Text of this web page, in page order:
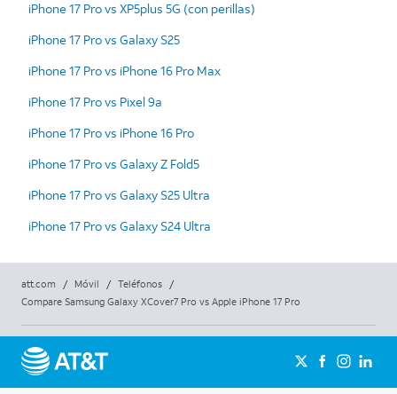
iPhone 17 Pro vs XP5plus 5G (con perillas)
iPhone 17 Pro vs Galaxy S25
iPhone 17 Pro vs iPhone 16 Pro Max
iPhone 17 Pro vs Pixel 9a
iPhone 17 Pro vs iPhone 16 Pro
iPhone 17 Pro vs Galaxy Z Fold5
iPhone 17 Pro vs Galaxy S25 Ultra
iPhone 17 Pro vs Galaxy S24 Ultra
att.com / Móvil / Teléfonos
/
Compare Samsung Galaxy XCover7 Pro vs Apple iPhone 17 Pro